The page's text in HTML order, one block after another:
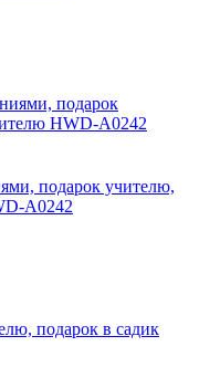
подарок учителю,
A0242